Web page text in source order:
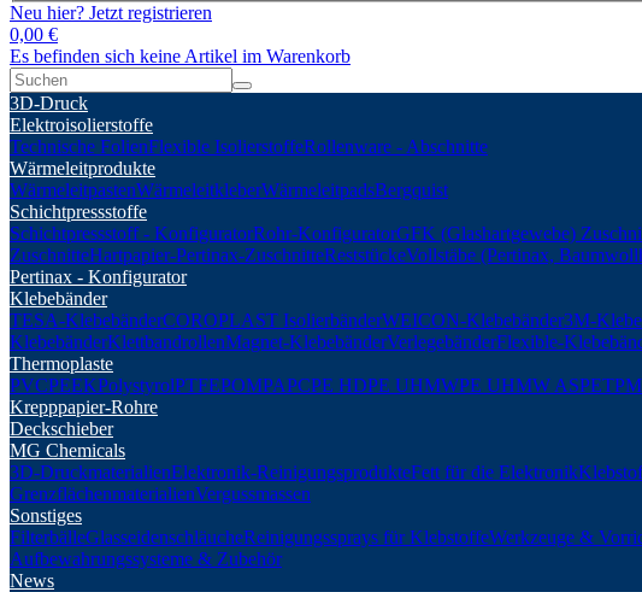
Neu hier? Jetzt registrieren
0,00 €
Es befinden sich keine Artikel im Warenkorb
3D-Druck
Elektroisolierstoffe
Technische FolienFlexible IsolierstoffeRollenware - Abschnitte
Wärmeleitprodukte
WärmeleitpastenWärmeleitkleberWärmeleitpadsBergquist
Schichtpressstoffe
Schichtpressstoff - KonfiguratorRohr-KonfiguratorGFK (Glashartgewebe)
ZuschnitteHartpapier-Pertinax-ZuschnitteReststückeVollstäbe (Pertinax,
Pertinax - Konfigurator
Klebebänder
TESA-KlebebänderCOROPLAST IsolierbänderWEICON-Klebebänder3M-
KlebebänderKlettbandrollenMagnet-KlebebänderVerlegebänderFlexible-
Thermoplaste
PVCPEEKPolystyrolPTFEPOMPAPCPE HDPE UHMWPE UHMW ASPET
Krepppapier-Rohre
Deckschieber
MG Chemicals
3D-DruckmaterialienElektronik-ReinigungsprodukteFett für die Elektronik
GrenzflächenmaterialienVergussmassen
Sonstiges
FilterbälleGlasseidenschläucheReinigungssprays für KlebstoffeWerkzeuge &
Aufbewahrungssysteme & Zubehör
News